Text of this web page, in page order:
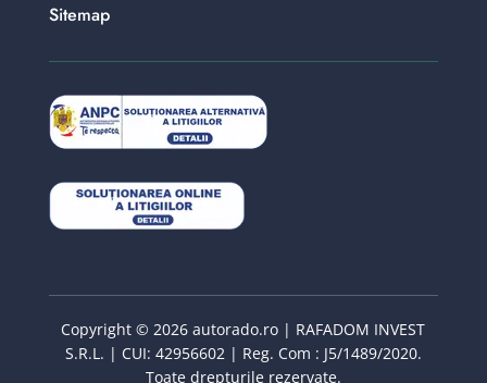
Sitemap
Copyright © 2026 autorado.ro | RAFADOM INVEST
S.R.L. | CUI: 42956602 | Reg. Com : J5/1489/2020.
Toate drepturile rezervate.